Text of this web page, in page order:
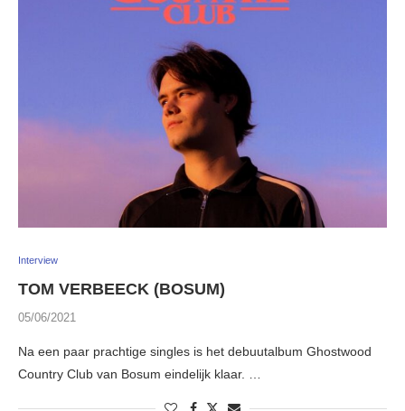
Interview
TOM VERBEECK (BOSUM)
05/06/2021
Na een paar prachtige singles is het debuutalbum Ghostwood
Country Club van Bosum eindelijk klaar. …